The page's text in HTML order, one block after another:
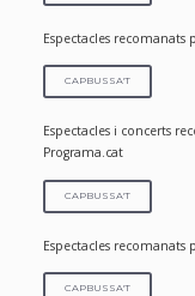
Espectacles recomanats
CAPBUSSA'T
Espectacles i concerts
Programa.cat
CAPBUSSA'T
Espectacles recomanats
CAPBUSSA'T